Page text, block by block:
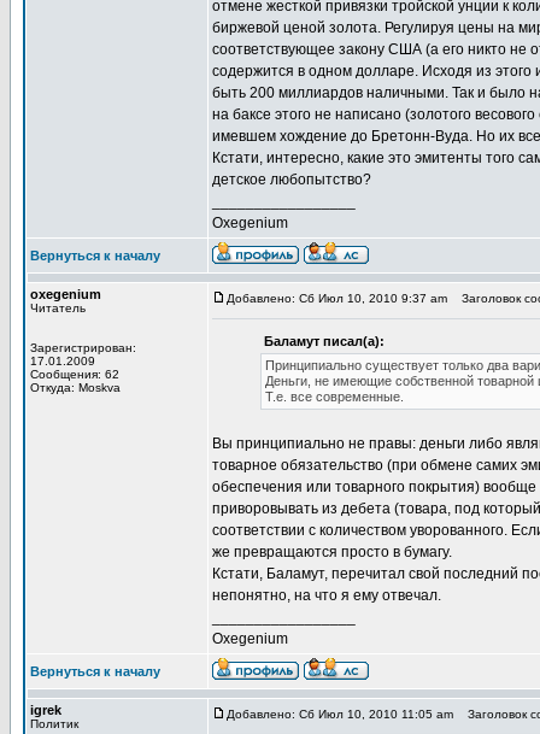
отмене жесткой привязки тройской унции к
биржевой ценой золота. Регулируя цены на
соответствующее закону США (а его никто не
содержится в одном долларе. Исходя из
быть 200 миллиардов наличными. Так и было
на баксе этого не написано (золотого
имевшем хождение до Бретонн-Вуда. Но их
Кстати, интересно, какие это эмитенты того
детское любопытство?
Oxegenium
Вернуться к началу
oxegenium
Читатель
Зарегистрирован:
17.01.2009
Сообщения: 62
Откуда: Moskva
Добавлено: Сб Июл 10, 2010 9:37 am Заголовок
Баламут писал(а):
Принципиально существует только два
Деньги, не имеющие собственной товарной
Т.е. все современные.
Вы принципиально не правы: деньги либо
товарное обязательство (при обмене самих
обеспечения или товарного покрытия)
приворовывать из дебета (товара, под
соответствии с количеством уворованного.
же превращаются просто в бумагу.
Кстати, Баламут, перечитал свой последний
непонятно, на что я ему отвечал.
Oxegenium
Вернуться к началу
igrek
Политик
Добавлено: Сб Июл 10, 2010 11:05 am Заголовок